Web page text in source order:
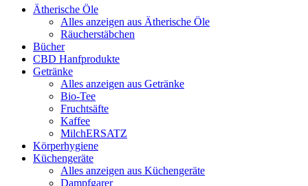
Ätherische Öle
Alles anzeigen aus Ätherische Öle
Räucherstäbchen
Bücher
CBD Hanfprodukte
Getränke
Alles anzeigen aus Getränke
Bio-Tee
Fruchtsäfte
Kaffee
MilchERSATZ
Körperhygiene
Küchengeräte
Alles anzeigen aus Küchengeräte
Dampfgarer